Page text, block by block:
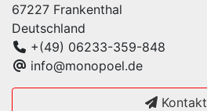
67227 Frankenthal
Deutschland
+(49) 06233-359-848
info@monopoel.de
Kontakt